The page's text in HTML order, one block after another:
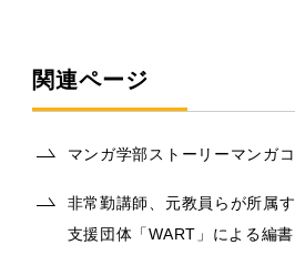
関連ページ
マンガ学部ストーリーマンガ
非常勤講師、元教員らが所属
支援団体「WART」による編